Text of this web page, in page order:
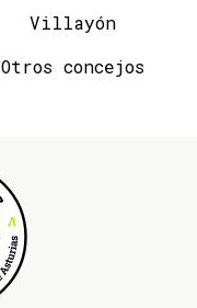
Villayón
Otros concejos